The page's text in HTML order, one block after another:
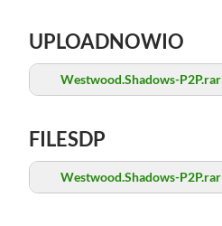
UPLOADNOWIO
Westwood.Shadows-P2P.rar
FILESDP
Westwood.Shadows-P2P.rar